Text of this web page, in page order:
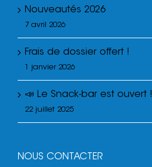
Nouveautés 2026
7 avril 2026
Frais de dossier offert !
1 janvier 2026
📣 Le Snack-bar est ouvert !
22 juillet 2025
NOUS CONTACTER